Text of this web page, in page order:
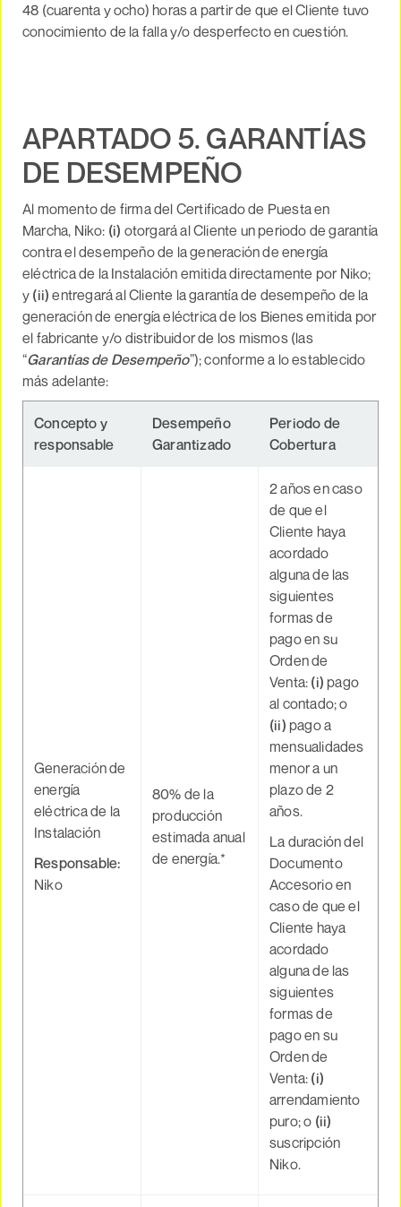
48 (cuarenta y ocho) horas a partir de que el Cliente tuvo
conocimiento de la falla y/o desperfecto en cuestión.
APARTADO 5. GARANTÍAS
DE DESEMPEÑO
Al momento de firma del Certificado de Puesta en
Marcha, Niko: (i) otorgará al Cliente un periodo de garantía
contra el desempeño de la generación de energía
eléctrica de la Instalación emitida directamente por Niko;
y (ii)entregará al Cliente la garantía de desempeño de la
generación de energía eléctrica de los Bienes emitida por
el fabricante y/o distribuidor de los mismos (las
“Garantías de Desempeño”); conforme a lo establecido
más adelante:
Concepto y
responsable
Desempeño
Garantizado
Periodo de
Cobertura
Generación de
energía
eléctrica de la
Instalación
Responsable:
Niko
80% de la
producción
estimada anual
de energía.*
2 años en caso
de que el
Cliente haya
acordado
alguna de las
siguientes
formas de
pago en su
Orden de
Venta: (i) pago
al contado; o
(ii) pago a
mensualidades
menor a un
plazo de 2
años.
La duración del
Documento
Accesorio en
caso de que el
Cliente haya
acordado
alguna de las
siguientes
formas de
pago en su
Orden de
Venta: (i)
arrendamiento
puro; o (ii)
suscripción
Niko.